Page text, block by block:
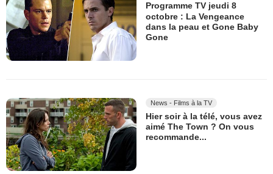
Programme TV jeudi 8
octobre : La Vengeance
dans la peau et Gone Baby
Gone
News - Films à la TV
Hier soir à la télé, vous avez
aimé The Town ? On vous
recommande...